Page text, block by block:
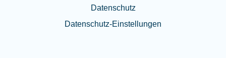
Datenschutz
Datenschutz-Einstellungen